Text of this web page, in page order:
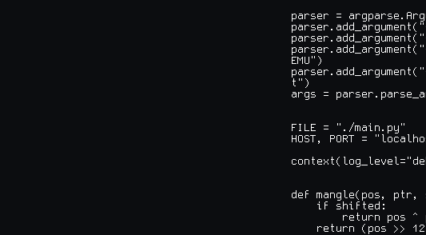
parser =
EMU")
t")
args =
FILE = "./main.py"
HOST, PORT =
def mangle(pos, ptr,
    if shifted:
return pos ^
return (pos >>